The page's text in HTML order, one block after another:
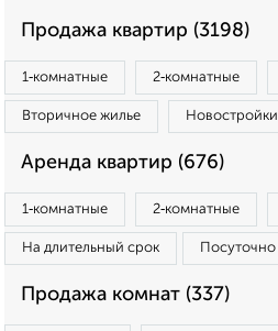
Продажа квартир (3198)
1‑комнатные 2‑комнатные
Вторичное жилье Новостройки
Аренда квартир (676)
1‑комнатные 2‑комнатные
На длительный срок Посуточно
Продажа комнат (337)